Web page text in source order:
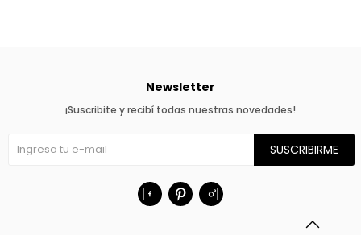
Newsletter
¡Suscribite y recibí todas nuestras novedades!
SUSCRIBIRME
  